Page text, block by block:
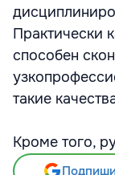
Практически
способен
такие
Кроме того,